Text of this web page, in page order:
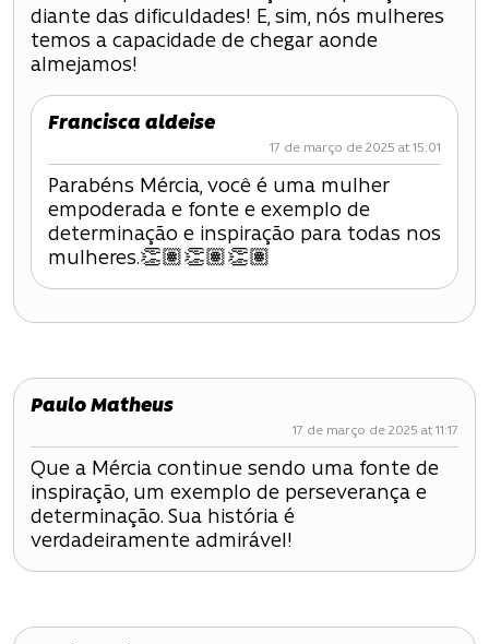
diante das dificuldades! E, sim, nós mulheres
temos a capacidade de chegar aonde
almejamos!
Francisca aldeise
17 de março de 2025 at 15:01
Parabéns Mércia, você é uma mulher
empoderada e fonte e exemplo de
determinação e inspiração para todas nos
mulheres.👏🏽👏🏽👏🏽
Paulo Matheus
17 de março de 2025 at 11:17
Que a Mércia continue sendo uma fonte de
inspiração, um exemplo de perseverança e
determinação. Sua história é
verdadeiramente admirável!